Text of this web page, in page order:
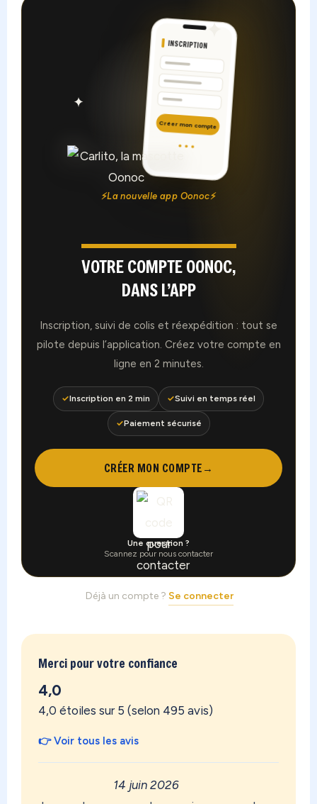
⚡La nouvelle app Oonoc⚡
VOTRE COMPTE OONOC,
DANS L’APP
Inscription, suivi de colis et réexpédition : tout se
pilote depuis l’application. Créez votre compte en
ligne en 2 minutes.
✓Inscription en 2 min ✓Suivi en temps réel
✓Paiement sécurisé
CRÉER MON COMPTE →
Une question ?
Scannez pour nous contacter
INSCRIPTION
Créer mon compte
Déjà un compte ? Se connecter
Merci pour votre confiance
4,0
4,0 étoiles sur 5 (selon 495 avis)
👉 Voir tous les avis
14 juin 2026